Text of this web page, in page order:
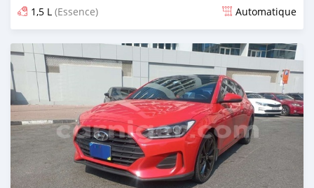
1,5 L (Essence) Automatique
Publié il y a plus d'un an